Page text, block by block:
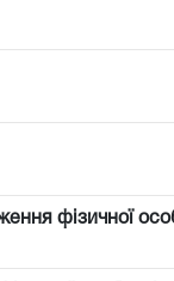
фізичної